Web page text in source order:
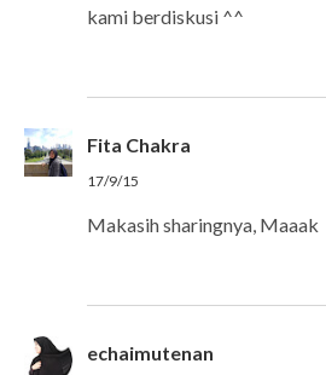
kami berdiskusi ^^
Fita Chakra
17/9/15
Makasih sharingnya, Maaak
echaimutenan